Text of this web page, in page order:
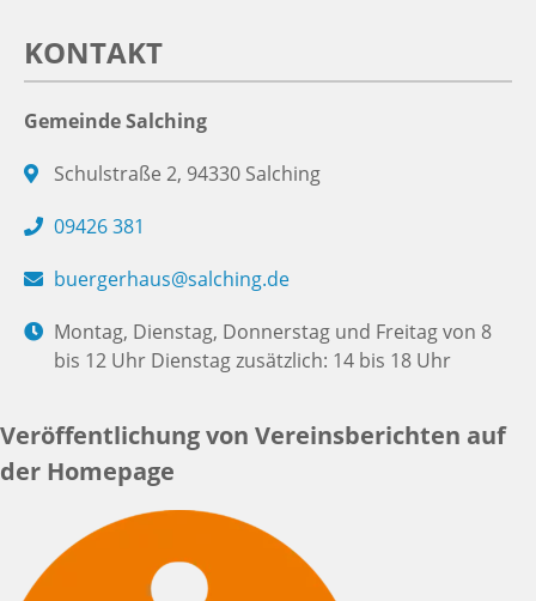
KONTAKT
Gemeinde Salching
Schulstraße 2, 94330 Salching
09426 381
buergerhaus@salching.de
Montag, Dienstag, Donnerstag und Freitag von 8
bis 12 Uhr Dienstag zusätzlich: 14 bis 18 Uhr
Veröffentlichung von Vereinsberichten auf
der Homepage